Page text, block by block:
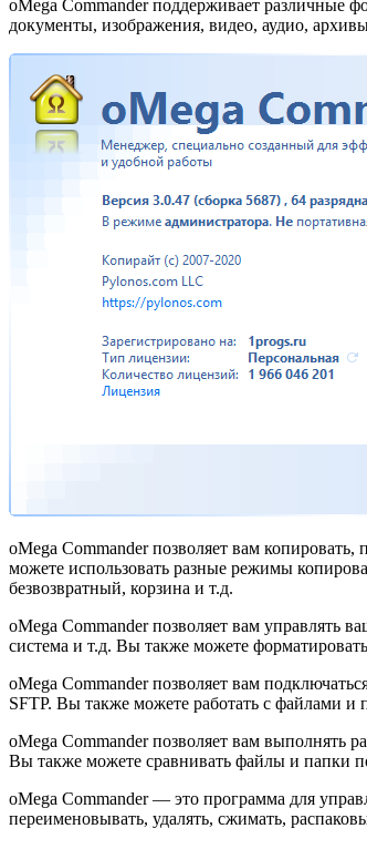
oMega Commander поддерживает различные
документы, изображения, видео, аудио,
oMega Commander позволяет вам
можете использовать разные режимы
безвозвратный, корзина и т.д.
oMega Commander позволяет вам управлять
система и т.д. Вы также можете
oMega Commander позволяет вам
SFTP. Вы также можете работать с файлами
oMega Commander позволяет вам
Вы также можете сравнивать файлы и папки
oMega Commander — это программа для
переименовывать, удалять, сжимать,